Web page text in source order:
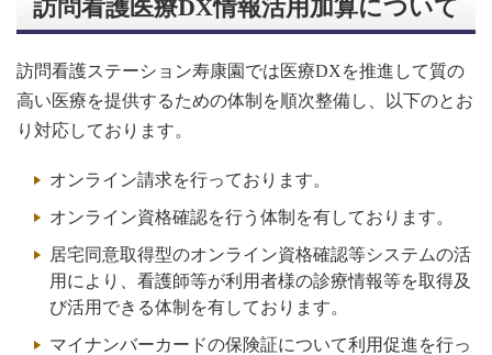
訪問看護医療DX情報活用加算について
訪問看護ステーション寿康園では医療DXを推進して質の
高い医療を提供するための体制を順次整備し、以下のとお
り対応しております。
オンライン請求を行っております。
オンライン資格確認を行う体制を有しております。
居宅同意取得型のオンライン資格確認等システムの活
用により、看護師等が利用者様の診療情報等を取得及
び活用できる体制を有しております。
マイナンバーカードの保険証について利用促進を行っ